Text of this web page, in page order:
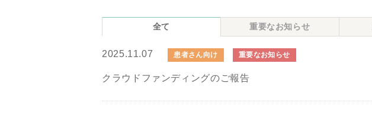
全て 重要なお知らせ
2025.11.07 患者さん向け 重要なお知らせ
クラウドファンディングのご報告